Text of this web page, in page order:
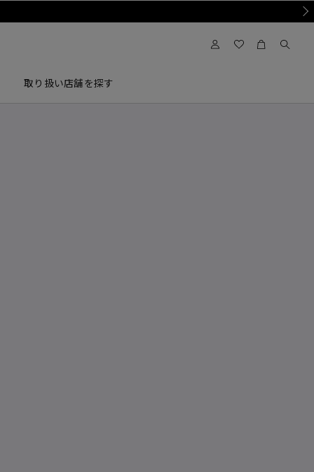
取り扱い店舗を探す